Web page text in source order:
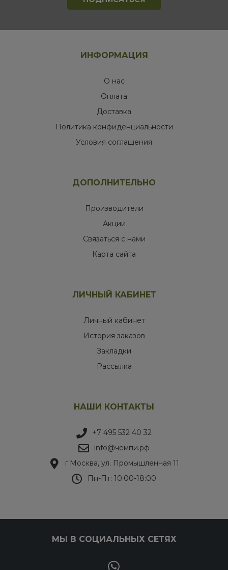
ИНФОРМАЦИЯ
О нас
Оплата
Доставка
Политика конфиденциальности
Условия соглашения
ДОПОЛНИТЕЛЬНО
Производители
Акции
Связаться с нами
Карта сайта
ЛИЧНЫЙ КАБИНЕТ
Личный кабинет
История заказов
Закладки
Рассылка
НАШИ КОНТАКТЫ
+7 495 532 40 32
info@чемпи.рф
г.Москва, ул. Промышленная 11
Пн-Пт: 10:00-18:00
МЫ В СОЦИАЛЬНЫХ СЕТЯХ